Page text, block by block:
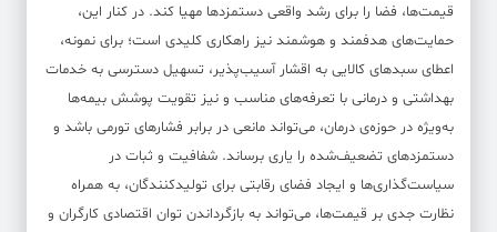
قیمت‌ها، فضا را برای رشد واقعی دستمزدها مهیا کند. در کنار این،
حمایت‌های هدفمند و هوشمند نیز راهکاری کلیدی است؛ برای نمونه،
اعطای سبدهای کالایی به اقشار آسیب‌پذیر، تسهیل دسترسی به خدمات
بهداشتی و درمانی با تعرفه‌های مناسب و نیز تقویت پوشش بیمه‌ها
به‌ویژه در حوزه‌ی درمان، می‌تواند مانعی در برابر فشارهای تورمی باشد و
دستمزدهای تضعیف‌شده را یاری برساند. شفافیت و ثبات در
سیاست‌گذاری‌ها و ایجاد فضای رقابتی برای تولیدکنندگان، به همراه
نظارت جدی بر قیمت‌ها، می‌تواند به بازگرداندن توان اقتصادی کارگران و